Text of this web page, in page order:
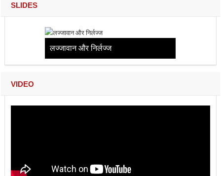
SLIDES
लज्जावान और निर्लज्ज
VIDEO